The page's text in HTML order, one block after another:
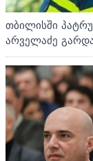
თბილისში
არველაძე